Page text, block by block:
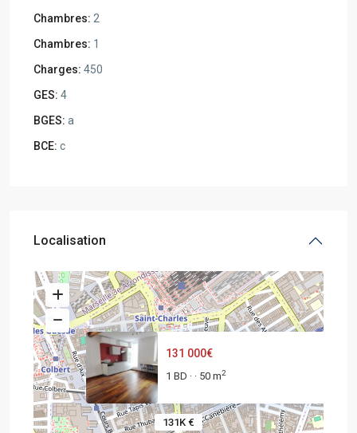
Chambres: 2
Chambres: 1
Charges: 450
GES: 4
BGES: a
BCE: c
Localisation
131K €
131 000€
1 BD · · 50 m2